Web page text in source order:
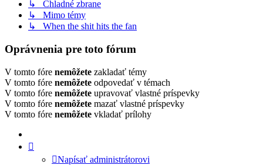
↳ Chladné zbrane
↳ Mimo témy
↳ When the shit hits the fan
Oprávnenia pre toto fórum
V tomto fóre nemôžete zakladať témy
V tomto fóre nemôžete odpovedať v témach
V tomto fóre nemôžete upravovať vlastné príspevky
V tomto fóre nemôžete mazať vlastné príspevky
V tomto fóre nemôžete vkladať prílohy
Napísať administrátorovi